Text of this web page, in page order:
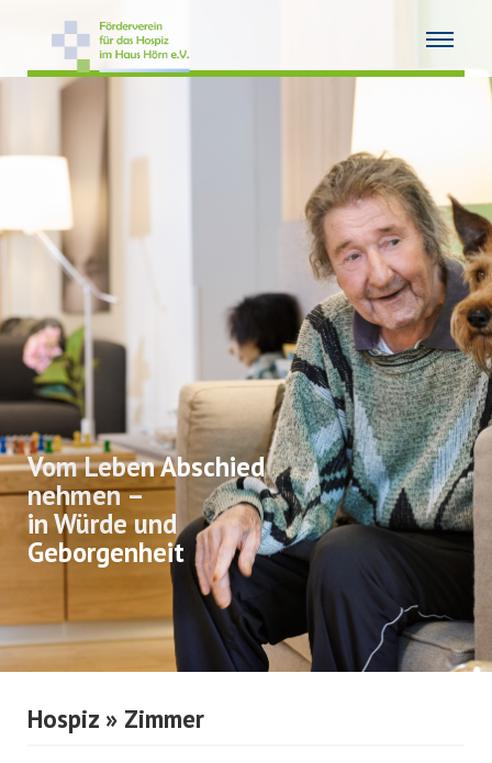
Vom Leben Abschied
nehmen –
in Würde und
Geborgenheit
Hospiz » Zimmer